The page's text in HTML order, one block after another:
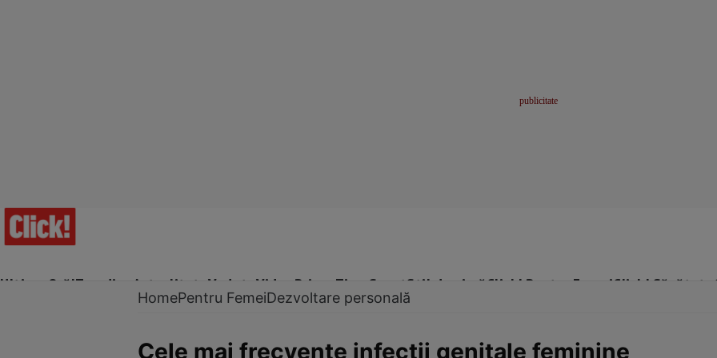
Ultima Oră!Trending Actualitate Vedete Video Prime Time SportStil de viațăClick! Pentru FemeiClick! Sănătate
HomePentru FemeiDezvoltare personală
Cele mai frecvente infecţii genitale feminine